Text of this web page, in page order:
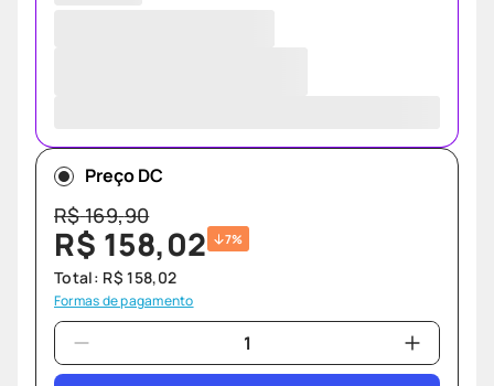
Preço DC
R$169,90
R$ 158,02 7%
Total: R$ 158,02
Formas de pagamento